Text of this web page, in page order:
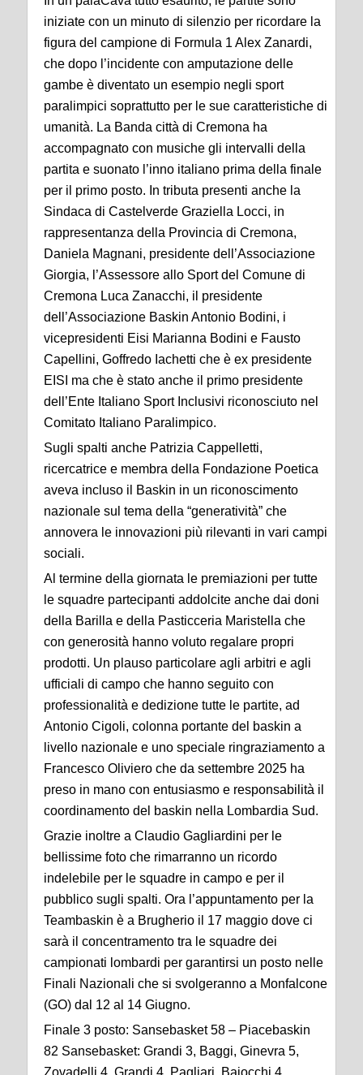
iniziate con un minuto di silenzio per ricordare la
figura del campione di Formula 1 Alex Zanardi,
che dopo l’incidente con amputazione delle
gambe è diventato un esempio negli sport
paralimpici soprattutto per le sue caratteristiche di
umanità. La Banda città di Cremona ha
accompagnato con musiche gli intervalli della
partita e suonato l’inno italiano prima della finale
per il primo posto. In tributa presenti anche la
Sindaca di Castelverde Graziella Locci, in
rappresentanza della Provincia di Cremona,
Daniela Magnani, presidente dell’Associazione
Giorgia, l’Assessore allo Sport del Comune di
Cremona Luca Zanacchi, il presidente
dell’Associazione Baskin Antonio Bodini, i
vicepresidenti Eisi Marianna Bodini e Fausto
Capellini, Goffredo Iachetti che è ex presidente
EISI ma che è stato anche il primo presidente
dell’Ente Italiano Sport Inclusivi riconosciuto nel
Comitato Italiano Paralimpico.
Sugli spalti anche Patrizia Cappelletti,
ricercatrice e membra della Fondazione Poetica
aveva incluso il Baskin in un riconoscimento
nazionale sul tema della “generatività” che
annovera le innovazioni più rilevanti in vari campi
sociali.
Al termine della giornata le premiazioni per tutte
le squadre partecipanti addolcite anche dai doni
della Barilla e della Pasticceria Maristella che
con generosità hanno voluto regalare propri
prodotti. Un plauso particolare agli arbitri e agli
ufficiali di campo che hanno seguito con
professionalità e dedizione tutte le partite, ad
Antonio Cigoli, colonna portante del baskin a
livello nazionale e uno speciale ringraziamento a
Francesco Oliviero che da settembre 2025 ha
preso in mano con entusiasmo e responsabilità il
coordinamento del baskin nella Lombardia Sud.
Grazie inoltre a Claudio Gagliardini per le
bellissime foto che rimarranno un ricordo
indelebile per le squadre in campo e per il
pubblico sugli spalti. Ora l’appuntamento per la
Teambaskin è a Brugherio il 17 maggio dove ci
sarà il concentramento tra le squadre dei
campionati lombardi per garantirsi un posto nelle
Finali Nazionali che si svolgeranno a Monfalcone
(GO) dal 12 al 14 Giugno.
Finale 3 posto: Sansebasket 58 – Piacebaskin
82 Sansebasket: Grandi 3, Baggi, Ginevra 5,